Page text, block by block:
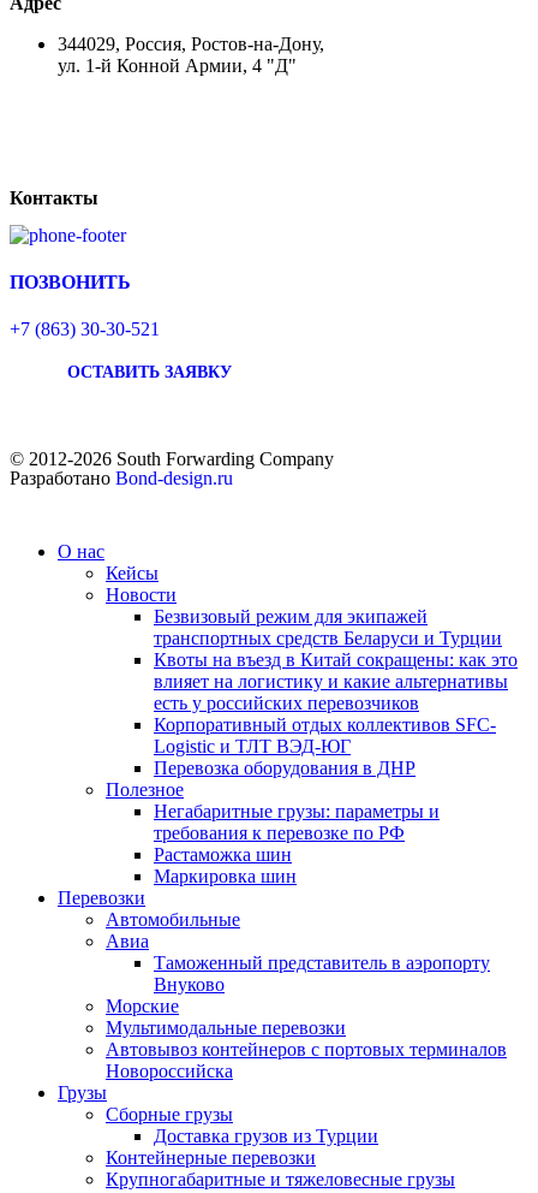
344029, Россия, Ростов-на-Дону,
ул. 1-й Конной Армии, 4 "Д"
Контакты
ПОЗВОНИТЬ
+7 (863) 30-30-521
ОСТАВИТЬ ЗАЯВКУ
© 2012-2026 South Forwarding Company
Разработано Bond-design.ru
О нас
Кейсы
Новости
Безвизовый режим для экипажей
транспортных средств Беларуси и Турции
Квоты на въезд в Китай сокращены: как это
влияет на логистику и какие альтернативы
есть у российских перевозчиков
Корпоративный отдых коллективов SFC-
Logistic и ТЛТ ВЭД-ЮГ
Перевозка оборудования в ДНР
Полезное
Негабаритные грузы: параметры и
требования к перевозке по РФ
Растаможка шин
Маркировка шин
Перевозки
Автомобильные
Авиа
Таможенный представитель в аэропорту
Внуково
Морские
Мультимодальные перевозки
Автовывоз контейнеров с портовых терминалов
Новороссийска
Грузы
Сборные грузы
Доставка грузов из Турции
Контейнерные перевозки
Крупногабаритные и тяжеловесные грузы